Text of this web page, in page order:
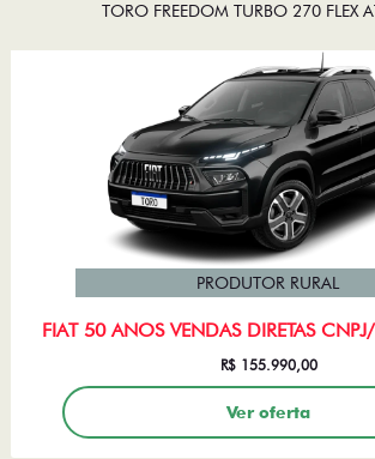
TORO FREEDOM TURBO 270 FLEX
FIAT 50 ANOS VENDAS DIRETAS
PRODUTOR RURAL
R$ 155.990,00
Ver oferta